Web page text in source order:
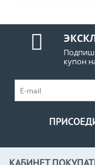
купон
КАБИНЕТ